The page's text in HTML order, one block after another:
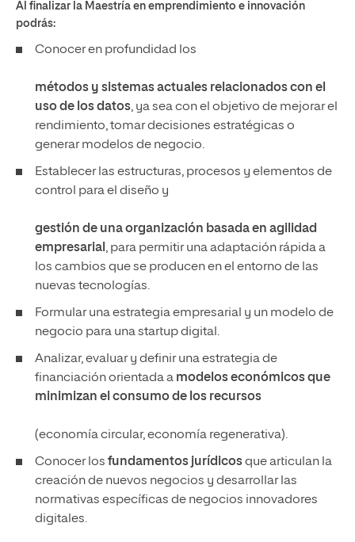
Al finalizar la Maestría en emprendimiento e innovación
podrás:
Conocer en profundidad los
métodos y sistemas actuales relacionados con el
uso de los datos, ya sea con el objetivo de mejorar el
rendimiento, tomar decisiones estratégicas o
generar modelos de negocio.
Establecer las estructuras, procesos y elementos de
control para el diseño y
gestión de una organización basada en agilidad
empresarial , para permitir una adaptación rápida a
los cambios que se producen en el entorno de las
nuevas tecnologías.
Formular una estrategia empresarial y un modelo de
negocio para una startup digital.
Analizar, evaluar y definir una estrategia de
financiación orientada a modelos económicos que
minimizan el consumo de los recursos
(economía circular, economía regenerativa).
Conocer los fundamentos jurídicosque articulan la
creación de nuevos negocios y desarrollar las
normativas específicas de negocios innovadores
digitales.